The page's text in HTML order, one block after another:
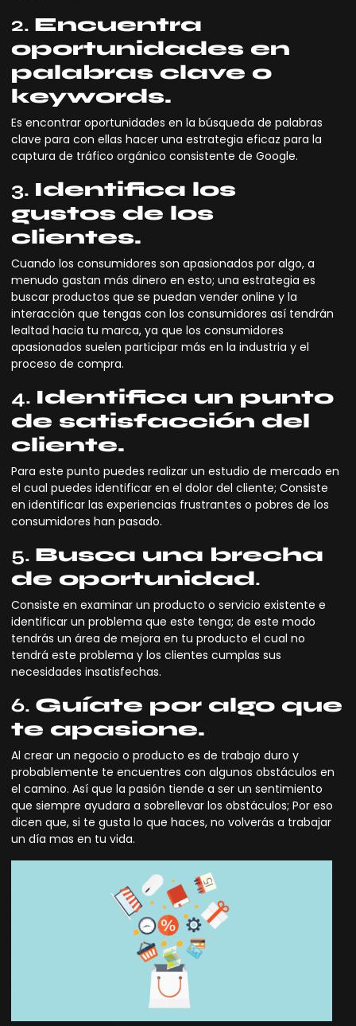
2. Encuentra
oportunidades en
palabras clave o
keywords.
Es encontrar oportunidades en la búsqueda de palabras
clave para con ellas hacer una estrategia eficaz para la
captura de tráfico orgánico consistente de Google.
3. Identifica los
gustos de los
clientes.
Cuando los consumidores son apasionados por algo, a
menudo gastan más dinero en esto; una estrategia es
buscar productos que se puedan vender online y la
interacción que tengas con los consumidores así tendrán
lealtad hacia tu marca, ya que los consumidores
apasionados suelen participar más en la industria y el
proceso de compra.
4. Identifica un punto
de satisfacción del
cliente.
Para este punto puedes realizar un estudio de mercado en
el cual puedes identificar en el dolor del cliente; Consiste
en identificar las experiencias frustrantes o pobres de los
consumidores han pasado.
5. Busca una brecha
de oportunidad.
Consiste en examinar un producto o servicio existente e
identificar un problema que este tenga; de este modo
tendrás un área de mejora en tu producto el cual no
tendrá este problema y los clientes cumplas sus
necesidades insatisfechas.
6. Guíate por algo que
te apasione.
Al crear un negocio o producto es de trabajo duro y
probablemente te encuentres con algunos obstáculos en
el camino. Así que la pasión tiende a ser un sentimiento
que siempre ayudara a sobrellevar los obstáculos; Por eso
dicen que, si te gusta lo que haces, no volverás a trabajar
un día mas en tu vida.